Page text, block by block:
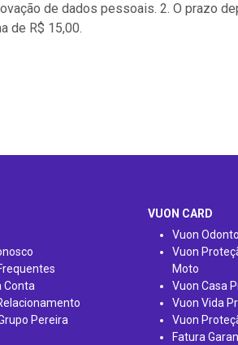
de dados pessoais. 2. O prazo
de R$ 15,00.
Conta
Pereira
VUON CARD
Vuon Odonto
Vuon
Moto
Vuon Casa
Vuon Vida
Vuon
Fatura